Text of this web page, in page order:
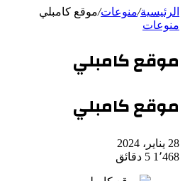
الرئيسية/منوعات/موقع كامبلي
منوعات
موقع كامبلي
موقع كامبلي
28 يناير، 2024
1٬468 5 دقائق